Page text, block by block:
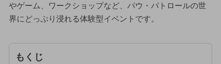
やゲーム、ワークショップなど、パウ・パトロールの世
界にどっぷり浸れる体験型イベントです。
もくじ